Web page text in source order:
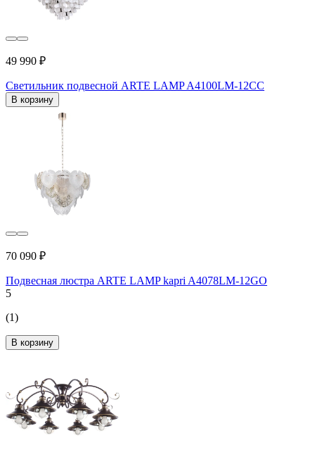
49 990 ₽
Светильник подвесной ARTE LAMP A4100LM-12CC
В корзину
70 090 ₽
Подвесная люстра ARTE LAMP kapri A4078LM-12GO
5
(1)
В корзину